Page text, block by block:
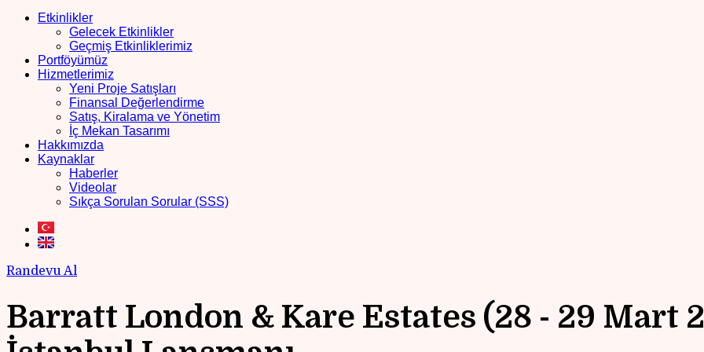
Etkinlikler
Gelecek Etkinlikler
Geçmiş Etkinliklerimiz
Portföyümüz
Hizmetlerimiz
Yeni Proje Satışları
Finansal Değerlendirme
Satış, Kiralama ve Yönetim
İç Mekan Tasarımı
Hakkımızda
Kaynaklar
Haberler
Videolar
Sıkça Sorulan Sorular (SSS)
Randevu Al
Barratt London & Kare Estates (28 - 29 Mart